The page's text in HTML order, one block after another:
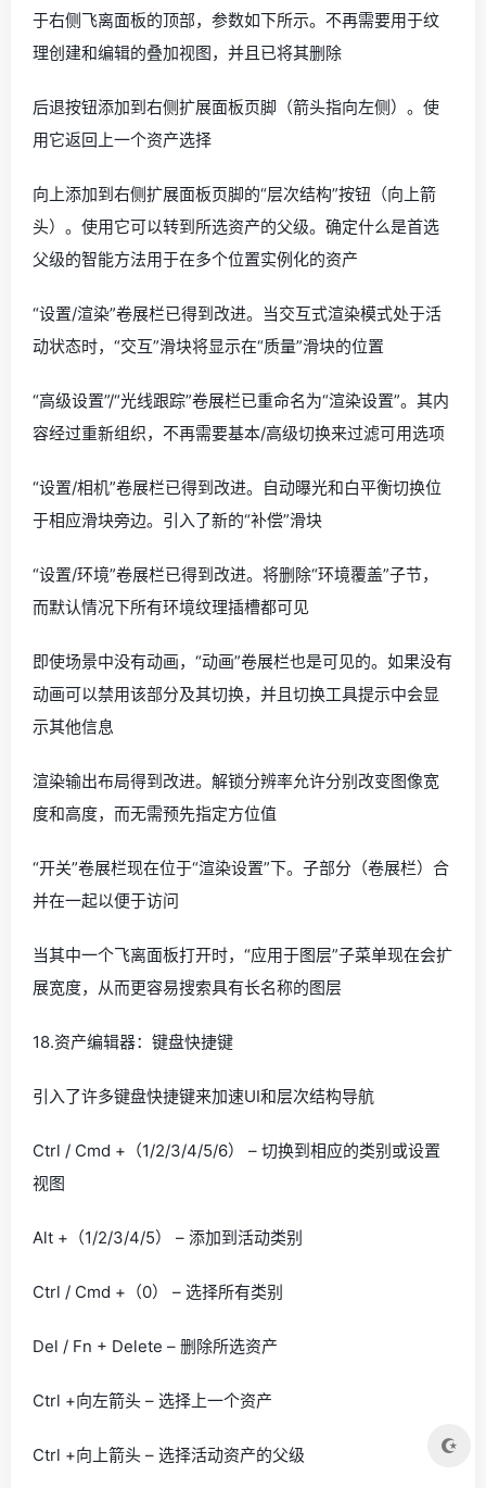
于右侧飞离面板的顶部，参数如下所示。不再需要用于纹
理创建和编辑的叠加视图，并且已将其删除
后退按钮添加到右侧扩展面板页脚（箭头指向左侧）。使
用它返回上一个资产选择
向上添加到右侧扩展面板页脚的“层次结构”按钮（向上箭
头）。使用它可以转到所选资产的父级。确定什么是首选
父级的智能方法用于在多个位置实例化的资产
“设置/渲染”卷展栏已得到改进。当交互式渲染模式处于活
动状态时，“交互”滑块将显示在“质量”滑块的位置
“高级设置”/“光线跟踪”卷展栏已重命名为“渲染设置”。其内
容经过重新组织，不再需要基本/高级切换来过滤可用选项
“设置/相机”卷展栏已得到改进。自动曝光和白平衡切换位
于相应滑块旁边。引入了新的“补偿”滑块
“设置/环境”卷展栏已得到改进。将删除“环境覆盖”子节，
而默认情况下所有环境纹理插槽都可见
即使场景中没有动画，“动画”卷展栏也是可见的。如果没有
动画可以禁用该部分及其切换，并且切换工具提示中会显
示其他信息
渲染输出布局得到改进。解锁分辨率允许分别改变图像宽
度和高度，而无需预先指定方位值
“开关”卷展栏现在位于“渲染设置”下。子部分（卷展栏）合
并在一起以便于访问
当其中一个飞离面板打开时，“应用于图层”子菜单现在会扩
展宽度，从而更容易搜索具有长名称的图层
18.资产编辑器：键盘快捷键
引入了许多键盘快捷键来加速UI和层次结构导航
Ctrl / Cmd +（1/2/3/4/5/6） – 切换到相应的类别或设置
视图
Alt +（1/2/3/4/5） – 添加到活动类别
Ctrl / Cmd +（0） – 选择所有类别
Del / Fn + Delete – 删除所选资产
Ctrl +向左箭头 – 选择上一个资产
Ctrl +向上箭头 – 选择活动资产的父级